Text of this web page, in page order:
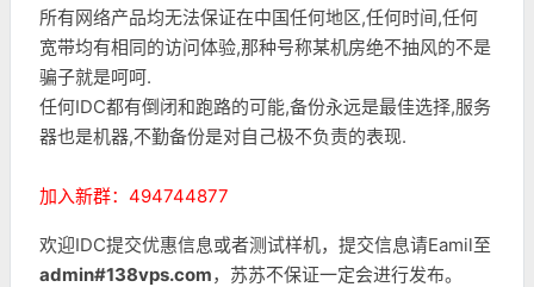
所有网络产品均无法保证在中国任何地区,任何时间,任何
宽带均有相同的访问体验,那种号称某机房绝不抽风的不是
骗子就是呵呵.
任何IDC都有倒闭和跑路的可能,备份永远是最佳选择,服务
器也是机器,不勤备份是对自己极不负责的表现.
加入新群：494744877
欢迎IDC提交优惠信息或者测试样机，提交信息请Eamil至
admin#138vps.com，苏苏不保证一定会进行发布。